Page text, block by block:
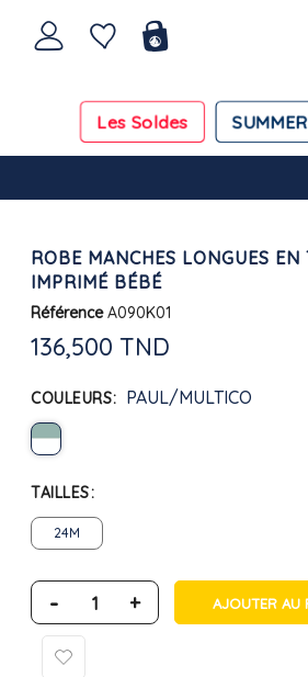
Les Soldes
ROBE MANCHES LONGUES EN
IMPRIMÉ BÉBÉ
Référence A090K01
136,500 TND
COULEURS PAUL/MULTICO
TAILLES
24M
- + AJOUTER AU